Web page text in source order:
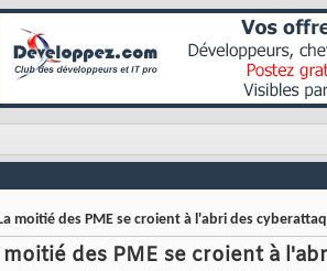
moitié des PME se croient à l'abri des
moitié des PME se croient à